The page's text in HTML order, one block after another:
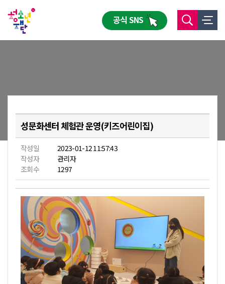
공식 SNS
성문화센터 체험관 운영(키즈어린이집)
작성일
2023-01-12 11:57:43
작성자
관리자
조회수
1297